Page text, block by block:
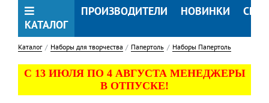
КАТАЛОГ
ПРОИЗВОДИТЕЛИ НОВИНКИ
Каталог Наборы для творчества Папертоль Наборы Папертоль
С 13 ИЮЛЯ ПО 4 АВГУСТА МЕНЕДЖЕРЫ
В ОТПУСКЕ!